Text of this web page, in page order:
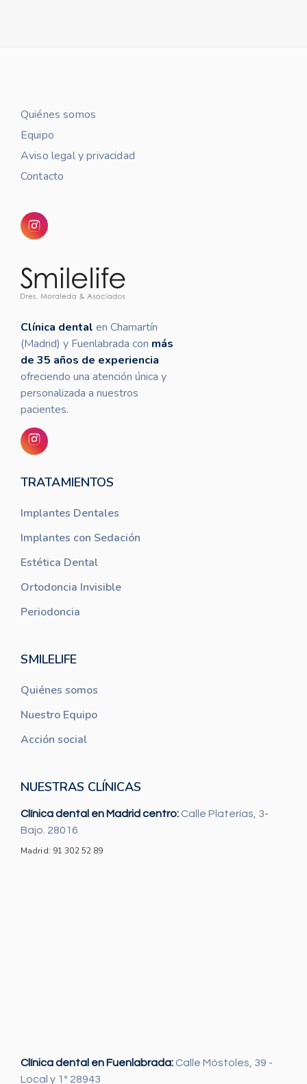
Quiénes somos
Equipo
Aviso legal y privacidad
Contacto
Clínica dental en Chamartín
(Madrid) y Fuenlabrada con más
de 35 años de experiencia
ofreciendo una atención única y
personalizada a nuestros
pacientes.
TRATAMIENTOS
Implantes Dentales
Implantes con Sedación
Estética Dental
Ortodoncia Invisible
Periodoncia
SMILELIFE
Quiénes somos
Nuestro Equipo
Acción social
NUESTRAS CLÍNICAS
Clínica dental en Madrid centro: Calle Platerías, 3-
Bajo. 28016
Madrid: 91 302 52 89
Clínica dental en Fuenlabrada: Calle Móstoles, 39 -
Local y 1º 28943